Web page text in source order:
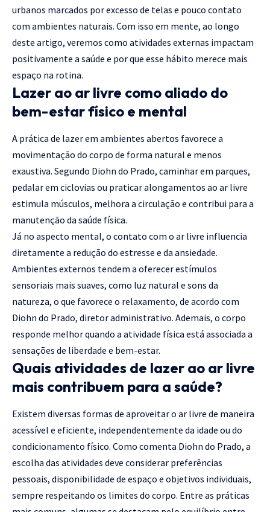
urbanos marcados por excesso de telas e pouco contato
com ambientes naturais. Com isso em mente, ao longo
deste artigo, veremos como atividades externas impactam
positivamente a saúde e por que esse hábito merece mais
espaço na rotina.
Lazer ao ar livre como aliado do
bem-estar físico e mental
A prática de lazer em ambientes abertos favorece a
movimentação do corpo de forma natural e menos
exaustiva. Segundo Diohn do Prado, caminhar em parques,
pedalar em ciclovias ou praticar alongamentos ao ar livre
estimula músculos, melhora a circulação e contribui para a
manutenção da saúde física.
Já no aspecto mental, o contato com o ar livre influencia
diretamente a redução do estresse e da ansiedade.
Ambientes externos tendem a oferecer estímulos
sensoriais mais suaves, como luz natural e sons da
natureza, o que favorece o relaxamento, de acordo com
Diohn do Prado, diretor administrativo. Ademais, o corpo
responde melhor quando a atividade física está associada a
sensações de liberdade e bem-estar.
Quais atividades de lazer ao ar livre
mais contribuem para a saúde?
Existem diversas formas de aproveitar o ar livre de maneira
acessível e eficiente, independentemente da idade ou do
condicionamento físico. Como comenta Diohn do Prado, a
escolha das atividades deve considerar preferências
pessoais, disponibilidade de espaço e objetivos individuais,
sempre respeitando os limites do corpo. Entre as práticas